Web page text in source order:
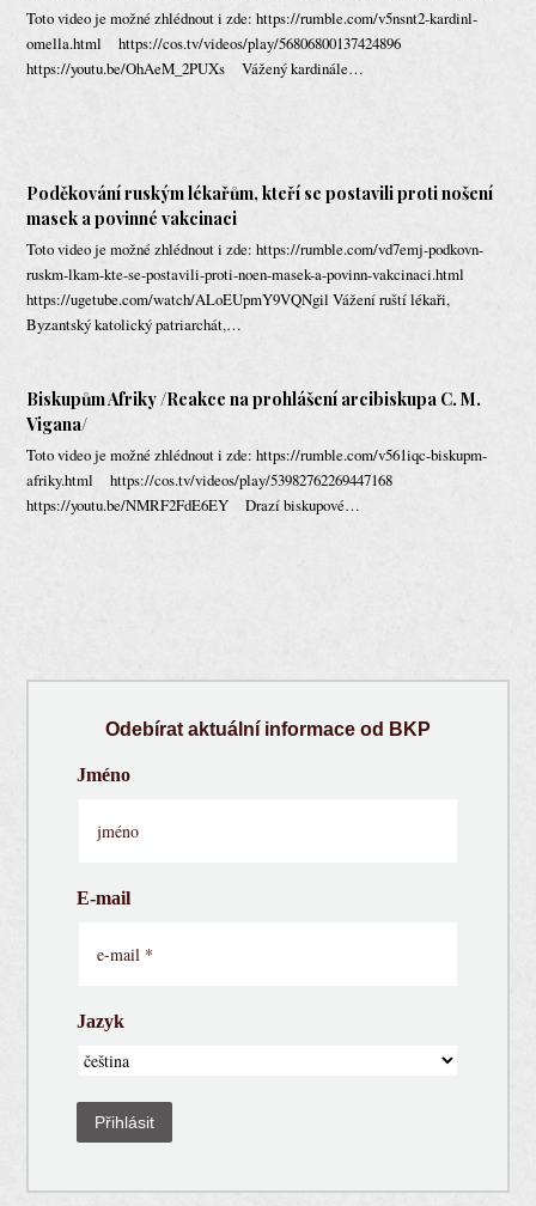
Toto video je možné zhlédnout i zde: https://rumble.com/v5nsnt2-kardinl-
omella.html https://cos.tv/videos/play/56806800137424896
https://youtu.be/OhAeM_2PUXs Vážený kardinále…
Poděkování ruským lékařům, kteří se postavili proti nošení
masek a povinné vakcinaci
Toto video je možné zhlédnout i zde: https://rumble.com/vd7emj-podkovn-
ruskm-lkam-kte-se-postavili-proti-noen-masek-a-povinn-vakcinaci.html
https://ugetube.com/watch/ALoEUpmY9VQNgil Vážení ruští lékaři,
Byzantský katolický patriarchát,…
Biskupům Afriky /Reakce na prohlášení arcibiskupa C. M.
Vigana/
Toto video je možné zhlédnout i zde: https://rumble.com/v561iqc-biskupm-
afriky.html https://cos.tv/videos/play/53982762269447168
https://youtu.be/NMRF2FdE6EY Drazí biskupové…
Odebírat aktuální informace od BKP
Jméno
E-mail
Jazyk
Přihlásit